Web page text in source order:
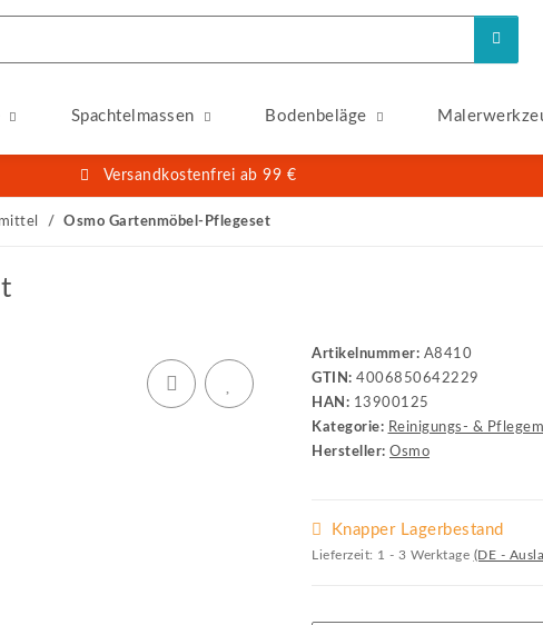
Spachtelmassen Bodenbeläge
Versandkostenfrei ab 99 €
Osmo Gartenmöbel-Pflegeset
Artikelnummer: A8410
GTIN: 4006850642229
HAN: 13900125
Kategorie: Reinigungs- &
Hersteller: Osmo
Knapper Lagerbestand
Lieferzeit: 1 - 3 Werktage (DE -